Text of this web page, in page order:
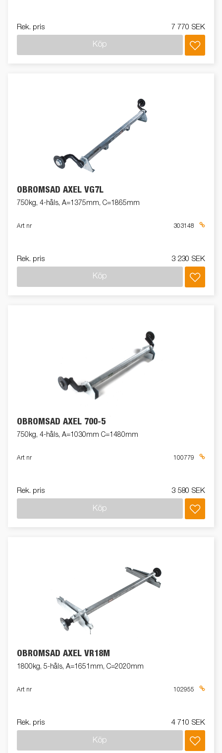
Rek. pris 7 770 SEK
Köp
OBROMSAD AXEL VG7L
750kg, 4-håls, A=1375mm, C=1865mm
Art nr 303148
Rek. pris 3 230 SEK
Köp
OBROMSAD AXEL 700-5
750kg, 4-håls, A=1030mm C=1480mm
Art nr 100779
Rek. pris 3 580 SEK
Köp
OBROMSAD AXEL VR18M
1800kg, 5-håls, A=1651mm, C=2020mm
Art nr 102955
Rek. pris 4 710 SEK
Köp